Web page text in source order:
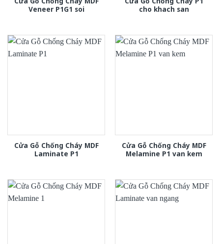
Veneer P1G1 soi
cho khach san
Cửa Gỗ Chống Cháy MDF
Laminate P1
Cửa Gỗ Chống Cháy MDF
Melamine P1 van kem